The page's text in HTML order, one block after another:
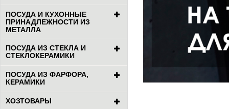
ПОСУДА И КУХОННЫЕ
ПРИНАДЛЕЖНОСТИ ИЗ
МЕТАЛЛА
ПОСУДА ИЗ СТЕКЛА И
СТЕКЛОКЕРАМИКИ
ПОСУДА ИЗ ФАРФОРА,
КЕРАМИКИ
ХОЗТОВАРЫ